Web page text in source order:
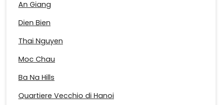
An Giang
Dien Bien
Thai Nguyen
Moc Chau
Ba Na Hills
Quartiere Vecchio di Hanoi